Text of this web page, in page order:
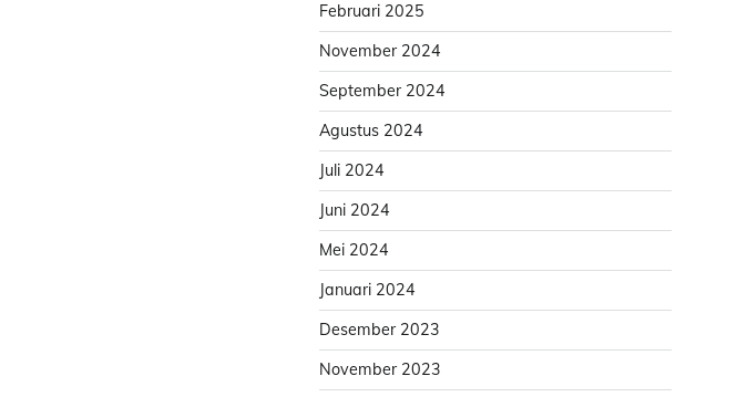
Februari 2025
November 2024
September 2024
Agustus 2024
Juli 2024
Juni 2024
Mei 2024
Januari 2024
Desember 2023
November 2023